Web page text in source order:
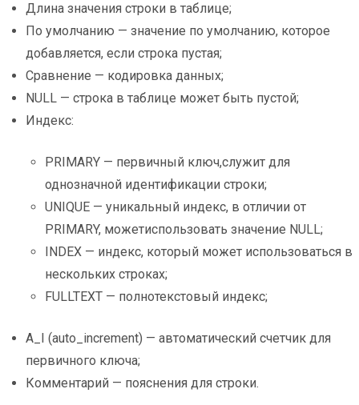
Длина значения строки в таблице;
По умолчанию — значение по умолчанию, которое
добавляется, если строка пустая;
Сравнение — кодировка данных;
NULL — строка в таблице может быть пустой;
Индекс:
PRIMARY — первичный ключ,служит для
однозначной идентификации строки;
UNIQUE — уникальный индекс, в отличии от
PRIMARY, можетиспользовать значение NULL;
INDEX — индекс, который может использоваться в
нескольких строках;
FULLTEXT — полнотекстовый индекс;
A_I (auto_increment) — автоматический счетчик для
первичного ключа;
Комментарий — пояснения для строки.